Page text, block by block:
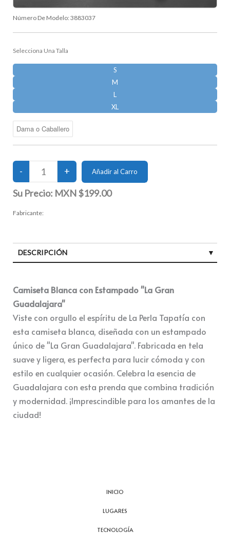
Número De Modelo: 3883037
Selecciona Una Talla
S
M
L
XL
Su Precio: MXN $199.00
Fabricante:
DESCRIPCIÓN
Camiseta Blanca con Estampado "La Gran
Guadalajara"
Viste con orgullo el espíritu de La Perla Tapatía con
esta camiseta blanca, diseñada con un estampado
único de "La Gran Guadalajara". Fabricada en tela
suave y ligera, es perfecta para lucir cómoda y con
estilo en cualquier ocasión. Celebra la esencia de
Guadalajara con esta prenda que combina tradición
y modernidad. ¡Imprescindible para los amantes de la
ciudad!
INICIO
LUGARES
TECNOLOGÍA